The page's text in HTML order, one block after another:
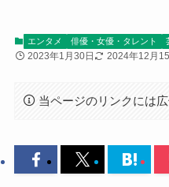
エンタメ 俳優・女優・タレント
2023年1月30日 2024年12月
当ページのリンクには